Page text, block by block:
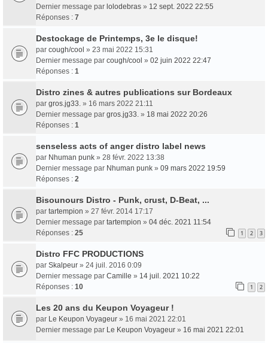
Dernier message par lolodebras » 12 sept. 2022 22:55
Réponses : 7
Destockage de Printemps, 3e le disque!
par cough/cool » 23 mai 2022 15:31
Dernier message par cough/cool » 02 juin 2022 22:47
Réponses : 1
Distro zines & autres publications sur Bordeaux
par gros.jg33. » 16 mars 2022 21:11
Dernier message par gros.jg33. » 18 mai 2022 20:26
Réponses : 1
senseless acts of anger distro label news
par Nhuman punk » 28 févr. 2022 13:38
Dernier message par Nhuman punk » 09 mars 2022 19:59
Réponses : 2
Bisounours Distro - Punk, crust, D-Beat, ...
par tartempion » 27 févr. 2014 17:17
Dernier message par tartempion » 04 déc. 2021 11:54
Réponses : 25 1 2 3
Distro FFC PRODUCTIONS
par Skalpeur » 24 juil. 2016 0:09
Dernier message par Camille » 14 juil. 2021 10:22
Réponses : 10 1 2
Les 20 ans du Keupon Voyageur !
par Le Keupon Voyageur » 16 mai 2021 22:01
Dernier message par Le Keupon Voyageur » 16 mai 2021 22:01